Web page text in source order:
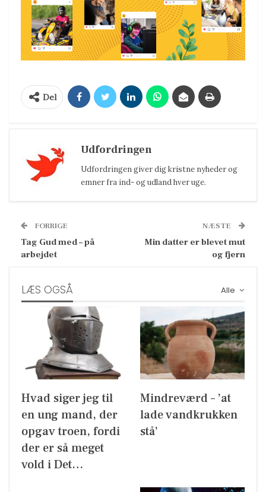
Del
Udfordringen
Udfordringen giver dig kristne nyheder og
emner fra ind- og udland hver uge.
FORRIGE
Tag Gud med – på
arbejdet
NÆSTE
Min datter er blevet mut
og fjern
Alle
LÆS OGSÅ
Hvad siger jeg til
en ung mand, der
opgav troen, fordi
der er så meget
vold i Det…
Mindreværd – ’at
lade vandkrukken
stå’